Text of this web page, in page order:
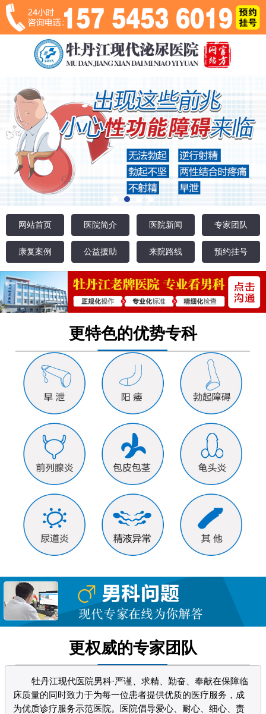
网站首页 医院简介 医院新闻 专家团队
康复案例 公益援助 来院路线 预约挂号
更特色的优势专科
更权威的专家团队
牡丹江现代医院男科·严谨、求精、勤奋、奉献在保障临
床质量的同时致力于为每一位患者提供优质的医疗服务，成
为优质诊疗服务示范医院。医院倡导爱心、耐心、细心、责